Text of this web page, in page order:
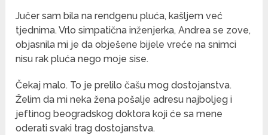
Jučer sam bila na rendgenu pluća, kašljem već
tjednima. Vrlo simpatična inženjerka, Andrea se zove,
objasnila mi je da obješene bijele vreće na snimci
nisu rak pluća nego moje sise.
Čekaj malo. To je prelilo čašu mog dostojanstva.
Želim da mi neka žena pošalje adresu najboljeg i
jeftinog beogradskog doktora koji će sa mene
oderati svaki trag dostojanstva.